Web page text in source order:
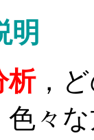
明
析，
々